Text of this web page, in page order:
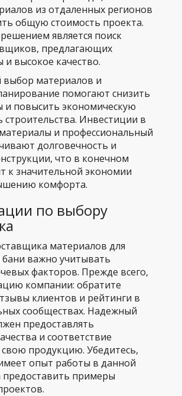
из отдаленных регионов
общую стоимость проекта.
является поиск
предлагающих
высокое качество.
материалов и
помогают снизить
и повысить экономическую
строительства. Инвестиции в
и профессиональный
долговечность и
что в конечном
к значительной экономии
комфорта.
по выбору
материалов для
бани важно учитывать
факторов. Прежде всего,
компании: обратите
клиентов и рейтинги в
сообществах. Надежный
предоставлять
и соответствие
продукцию. Убедитесь,
опыт работы в данной
предоставить примеры